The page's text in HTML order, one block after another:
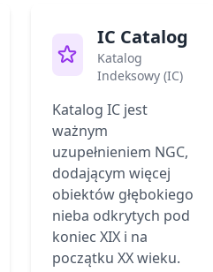
IC Catalog
Katalog
Indeksowy (IC)
Katalog IC jest
ważnym
uzupełnieniem NGC,
dodającym więcej
obiektów głębokiego
nieba odkrytych pod
koniec XIX i na
początku XX wieku.